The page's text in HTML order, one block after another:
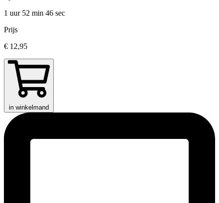
1 uur 52 min 46 sec
Prijs
€ 12,95
in winkelmand